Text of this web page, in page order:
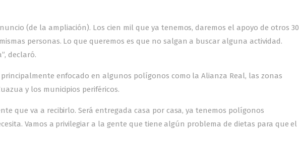
(de la ampliación). Los cien mil que ya tenemos, daremos el apoyo de otros 30
personas. Lo que queremos es que no salgan a buscar alguna actividad.
declaró.
principalmente enfocado en algunos polígonos como la Alianza Real, las zonas
y los municipios periféricos.
que va a recibirlo. Será entregada casa por casa, ya tenemos polígonos
Vamos a privilegiar a la gente que tiene algún problema de dietas para que el